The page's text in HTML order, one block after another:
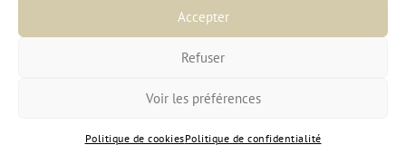
Accepter
Refuser
Voir les préférences
Politique de cookiesPolitique de confidentialité
Conditions générales de vente